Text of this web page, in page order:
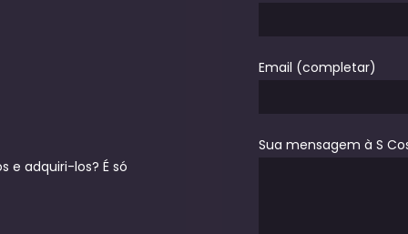
e adquiri-los? É só
Email (completar)
Sua mensagem à S